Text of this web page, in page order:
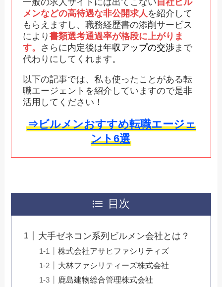
一般の求人サイトには出てこない自社ビル
メンなどの高待遇な非公開求人を紹介して
もらえますし、職務経歴書の添削サービス
により 書類選考通過率が格段に上がりま
す。
さらに内定後は年収アップの交渉まで
代わりにしてくれます。
以下の記事では、私も使ったことがある転
職エージェントを紹介していますので是非
活用してください！
⇒ビルメンおすすめ転職エージェ
ント6選
目次
大手ゼネコン系列ビルメン会社とは？
株式会社アサヒファシリティズ
大林ファシリティーズ株式会社
鹿島建物総合管理株式会社